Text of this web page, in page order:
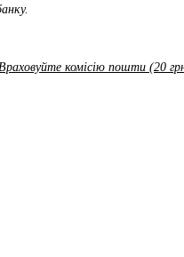
Враховуйте комісію пошти (20